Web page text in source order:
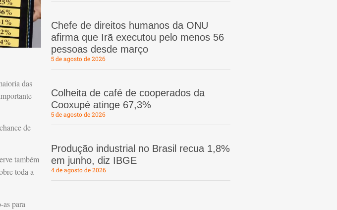
das
de
também
toda a
para
Chefe de direitos humanos da ONU
afirma que Irã executou pelo menos 56
pessoas desde março
5 de agosto de 2026
Colheita de café de cooperados da
Cooxupé atinge 67,3%
5 de agosto de 2026
Produção industrial no Brasil recua 1,8%
em junho, diz IBGE
4 de agosto de 2026